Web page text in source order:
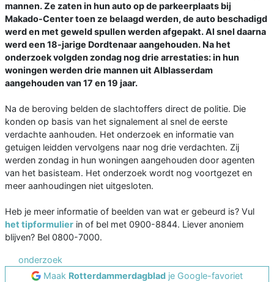
mannen. Ze zaten in hun auto op de parkeerplaats bij
Makado-Center toen ze belaagd werden, de auto beschadigd
werd en met geweld spullen werden afgepakt. Al snel daarna
werd een 18-jarige Dordtenaar aangehouden. Na het
onderzoek volgden zondag nog drie arrestaties: in hun
woningen werden drie mannen uit Alblasserdam
aangehouden van 17 en 19 jaar.
Na de beroving belden de slachtoffers direct de politie. Die
konden op basis van het signalement al snel de eerste
verdachte aanhouden. Het onderzoek en informatie van
getuigen leidden vervolgens naar nog drie verdachten. Zij
werden zondag in hun woningen aangehouden door agenten
van het basisteam. Het onderzoek wordt nog voortgezet en
meer aanhoudingen niet uitgesloten.
Heb je meer informatie of beelden van wat er gebeurd is? Vul
het tipformulier in of bel met 0900-8844. Liever anoniem
blijven? Bel 0800-7000.
onderzoek
Maak Rotterdammerdagblad je Google-favoriet